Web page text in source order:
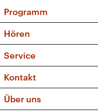
Programm
Sendungen und
Musikliste
Kakadu – Das
Hören
Frequenzen
Service
FAQ
Apps
Newsletter
Kontakt
Über uns